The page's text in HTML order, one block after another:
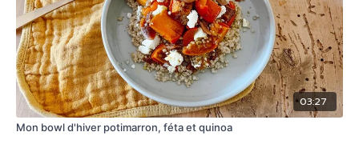
03:27
Mon bowl d'hiver potimarron, féta et quinoa